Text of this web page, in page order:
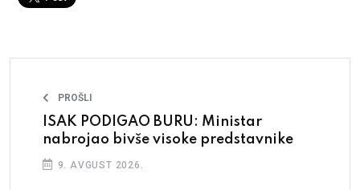
PROŠLI
ISAK PODIGAO BURU: Ministar
nabrojao bivše visoke predstavnike
9. AVGUST 2026.